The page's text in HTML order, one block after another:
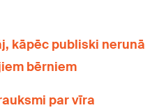
kāpēc publiski nerunā
bērniem
par vīra